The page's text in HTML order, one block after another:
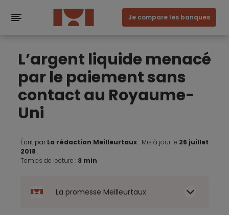
Je compare les banques
L’argent liquide menacé
par le paiement sans
contact au Royaume-
Uni
Écrit par La rédaction Meilleurtaux . Mis à jour le 26 juillet
2018 .
Temps de lecture : 3 min
La promesse Meilleurtaux